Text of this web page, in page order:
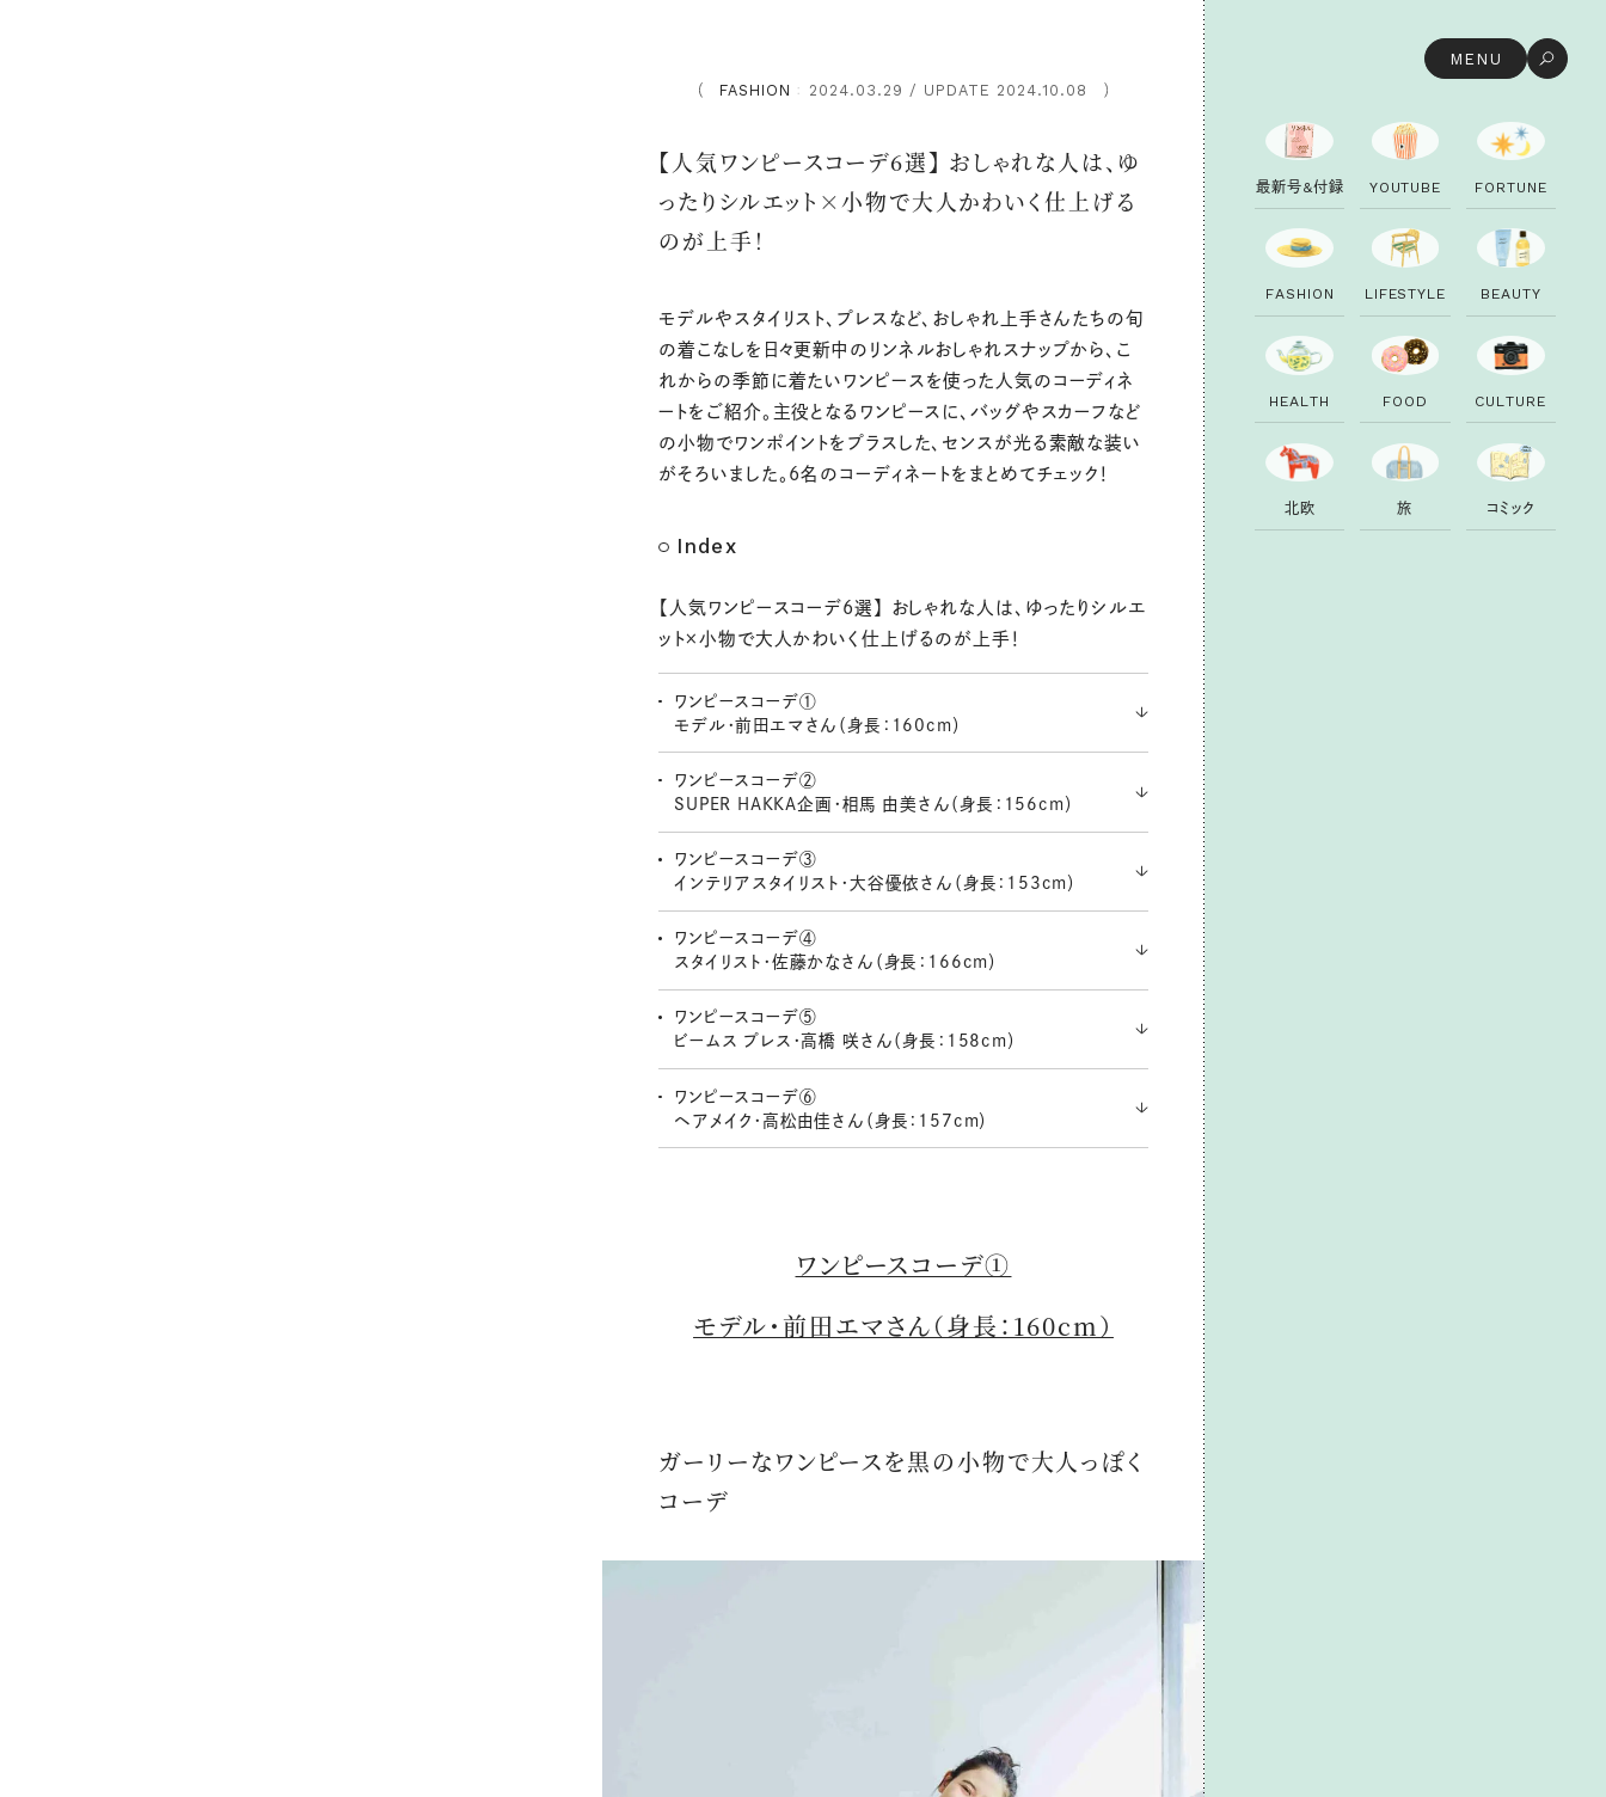
MENU
FASHION ： 2024.03.29 / UPDATE 2024.10.08
【人気ワンピースコーデ6選】 おしゃれな人は、ゆ
ったりシルエット×小物で大人かわいく仕上げる
のが上手！
モデルやスタイリスト、プレスなど、おしゃれ上手さんたちの旬
の着こなしを日々更新中のリンネルおしゃれスナップから、こ
れからの季節に着たいワンピースを使った人気のコーディネ
ートをご紹介。主役となるワンピースに、バッグやスカーフなど
の小物でワンポイントをプラスした、センスが光る素敵な装い
がそろいました。6名のコーディネートをまとめてチェック！
Index
【人気ワンピースコーデ6選】 おしゃれな人は、ゆったりシルエ
ット×小物で大人かわいく仕上げるのが上手！
ワンピースコーデ①
モデル・前田エマさん（身長：160cm）
ワンピースコーデ②
SUPER HAKKA企画・相馬 由美さん（身長：156cm）
ワンピースコーデ③
インテリアスタイリスト・大谷優依さん（身長：153cm）
ワンピースコーデ④
スタイリスト・佐藤かなさん（身長：166cm）
ワンピースコーデ⑤
ビームス プレス・高橋 咲さん（身長：158cm）
ワンピースコーデ⑥
ヘアメイク・高松由佳さん（身長：157cm）
ワンピースコーデ①
モデル・前田エマさん（身長：160cm）
ガーリーなワンピースを黒の小物で大人っぽく
コーデ
最新号&付録 YO UTU B E FO RTU N E
FAS H I O N LI FESTYLE B EAUTY
H EALTH FO O D CU LTU RE
北欧 旅 コ ミ ック